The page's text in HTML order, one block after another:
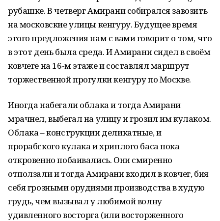
рубашке. В четверг Амирани собирался завозить
на московские улицы кенгуру. Будущее время
этого предложения нам с вами говорит о том, что
в этот день была среда. И Амирани сидел в своём
ковчеге на 16-м этаже и составлял маршрут
торжественной прогулки кенгуру по Москве.
Иногда набегали облака и тогда Амирани
мрачнел, выбегал на улицу и грозил им кулаком.
Облака – конструкции деликатные, и
прорабского кулака и хриплого баса пока
откровенно побаивались. Они смиренно
отползали и тогда Амирани входил в ковчег, бия
себя грозными орудиями производства в худую
грудь, чем вызывал у любимой волну
удивленного восторга (или восторженного